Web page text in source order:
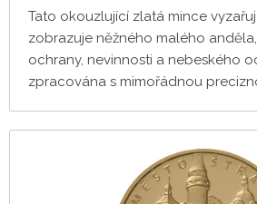
Tato okouzlující zlatá mince
zobrazuje něžného malého
ochrany, nevinnosti a nebeského
zpracována s mimořádnou